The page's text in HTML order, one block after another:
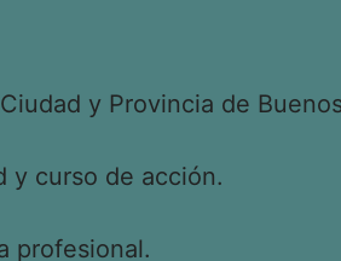
y Provincia de
y curso de acción.
profesional.